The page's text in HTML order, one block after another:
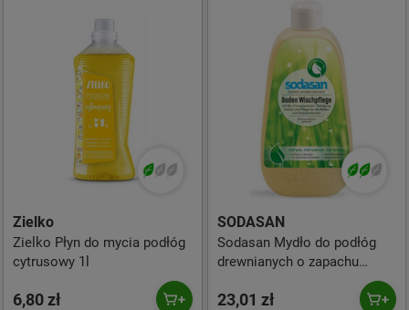
Zielko
Zielko Płyn do mycia podłóg
cytrusowy 1l
6,80 zł
SODASAN
Sodasan Mydło do podłóg
drewnianych o zapachu
drzewa sandałowego BIO 1 l
23,01 zł